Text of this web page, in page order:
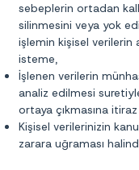
sebeplerin ortadan
silinmesini veya yok
işlemin kişisel verilerin
isteme,
İşlenen verilerin
analiz edilmesi
ortaya çıkmasına
Kişisel verilerinizin
zarara uğraması